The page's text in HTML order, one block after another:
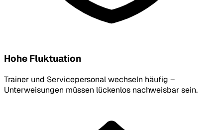
Hohe Fluktuation
Trainer und Servicepersonal wechseln häufig –
Unterweisungen müssen lückenlos nachweisbar sein.